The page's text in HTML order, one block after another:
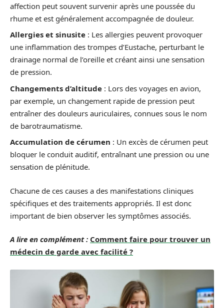
affection peut souvent survenir après une poussée du
rhume et est généralement accompagnée de douleur.
Allergies et sinusite : Les allergies peuvent provoquer
une inflammation des trompes d’Eustache, perturbant le
drainage normal de l’oreille et créant ainsi une sensation
de pression.
Changements d’altitude : Lors des voyages en avion,
par exemple, un changement rapide de pression peut
entraîner des douleurs auriculaires, connues sous le nom
de barotraumatisme.
Accumulation de cérumen : Un excès de cérumen peut
bloquer le conduit auditif, entraînant une pression ou une
sensation de plénitude.
Chacune de ces causes a des manifestations cliniques
spécifiques et des traitements appropriés. Il est donc
important de bien observer les symptômes associés.
A lire en complément : Comment faire pour trouver un
médecin de garde avec facilité ?